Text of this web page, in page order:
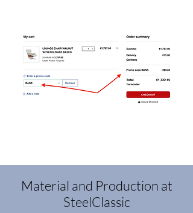
Material and Production at
SteelClassic